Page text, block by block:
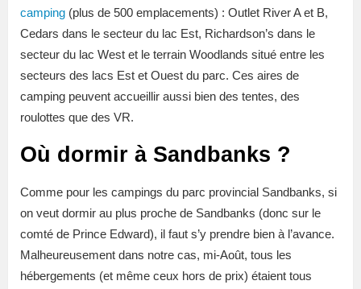
camping (plus de 500 emplacements) : Outlet River A et B,
Cedars dans le secteur du lac Est, Richardson’s dans le
secteur du lac West et le terrain Woodlands situé entre les
secteurs des lacs Est et Ouest du parc. Ces aires de
camping peuvent accueillir aussi bien des tentes, des
roulottes que des VR.
Où dormir à Sandbanks ?
Comme pour les campings du parc provincial Sandbanks, si
on veut dormir au plus proche de Sandbanks (donc sur le
comté de Prince Edward), il faut s’y prendre bien à l’avance.
Malheureusement dans notre cas, mi-Août, tous les
hébergements (et même ceux hors de prix) étaient tous